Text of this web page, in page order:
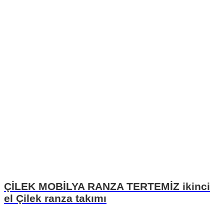
ÇİLEK MOBİLYA RANZA TERTEMİZ ikinci
el Çilek ranza takımı